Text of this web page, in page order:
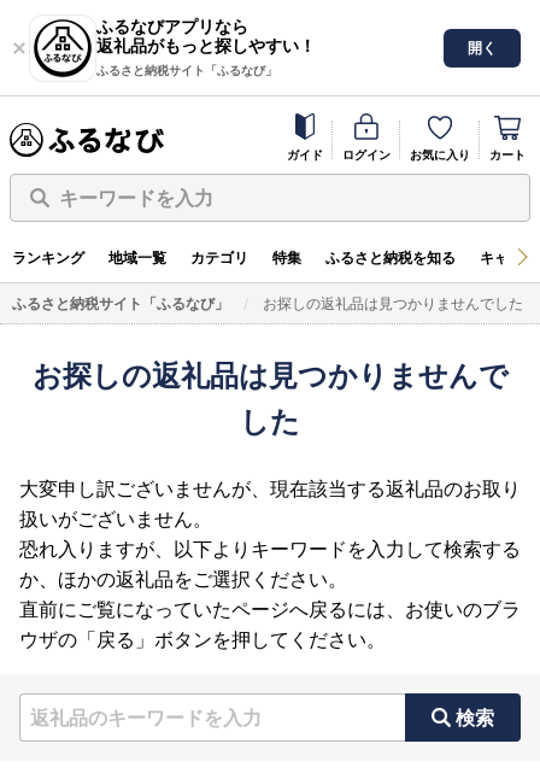
ふるなびアプリなら
返礼品がもっと探しやすい！
ふるさと納税サイト「ふるなび」
開く
ガイド ログイン お気に入り カート
キーワードを入力
ランキング 地域一覧 カテゴリ 特集 ふるさと納税を知る キャン
ふるさと納税サイト「ふるなび」 お探しの返礼品は見つかりませんでした
お探しの返礼品は見つかりませんで
した
大変申し訳ございませんが、現在該当する返礼品のお取り
扱いがございません。
恐れ入りますが、以下よりキーワードを入力して検索する
か、ほかの返礼品をご選択ください。
直前にご覧になっていたページへ戻るには、お使いのブラ
ウザの「戻る」ボタンを押してください。
検索